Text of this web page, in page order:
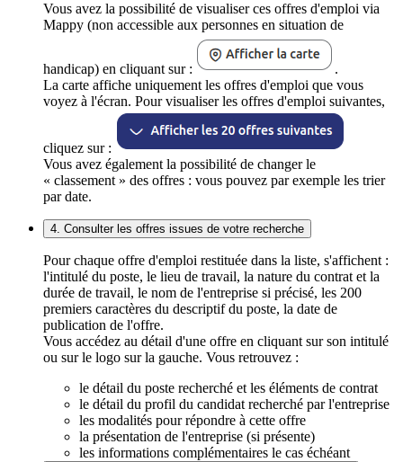
Vous avez la possibilité de visualiser ces offres d'emploi via
Mappy (non accessible aux personnes en situation de
handicap) en cliquant sur :
.
La carte affiche uniquement les offres d'emploi que vous
voyez à l'écran. Pour visualiser les offres d'emploi suivantes,
cliquez sur :
Vous avez également la possibilité de changer le
« classement » des offres : vous pouvez par exemple les trier
par date.
4. Consulter les offres issues de votre recherche
Pour chaque offre d'emploi restituée dans la liste, s'affichent :
l'intitulé du poste, le lieu de travail, la nature du contrat et la
durée de travail, le nom de l'entreprise si précisé, les 200
premiers caractères du descriptif du poste, la date de
publication de l'offre.
Vous accédez au détail d'une offre en cliquant sur son intitulé
ou sur le logo sur la gauche. Vous retrouvez :
le détail du poste recherché et les éléments de contrat
le détail du profil du candidat recherché par l'entreprise
les modalités pour répondre à cette offre
la présentation de l'entreprise (si présente)
les informations complémentaires le cas échéant